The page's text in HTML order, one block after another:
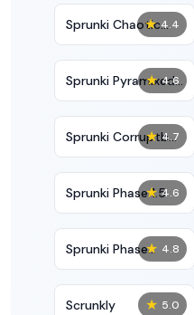
★ 4.4
Sprunki Chaotic
Good
★ 4.6
Sprunki Pyramixed
0.9
★ 4.7
Sprunki Corruptbox
5
★ 4.6
Sprunki Phase 1.5
★ 4.8
Sprunki Phase
10000
★ 5.0
Scrunkly